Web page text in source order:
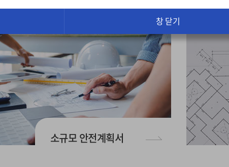
소규모 안전계획서
창 닫기